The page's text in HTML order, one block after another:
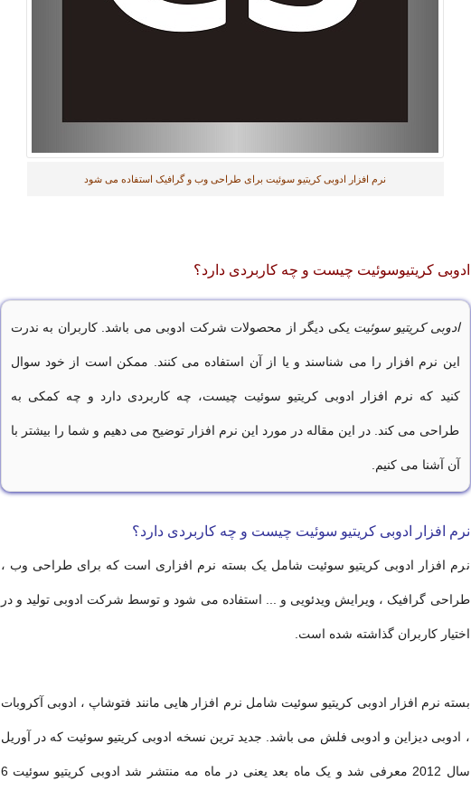
نرم افزار ادوبی کریتیو سوئیت برای طراحی وب و گرافیک استفاده می شود
ادوبی کریتیوسوئیت چیست و چه کاربردی دارد؟
ادوبی کریتیو سوئیت یکی دیگر از محصولات شرکت ادوبی می باشد. کاربران به ندرت
این نرم افزار را می شناسند و یا از آن استفاده می کنند. ممکن است از خود سوال
کنید که نرم افزار ادوبی کریتیو سوئیت چیست، چه کاربردی دارد و چه کمکی به
طراحی می کند. در این مقاله در مورد این نرم افزار توضیح می دهیم و شما را بیشتر با
آن آشنا می کنیم.
نرم افزار ادوبی کریتیو سوئیت چیست و چه کاربردی دارد؟
نرم افزار ادوبی کریتیو سوئیت شامل یک بسته نرم افزاری است که برای طراحی وب ،
طراحی گرافیک ، ویرایش ویدئویی و ... استفاده می شود و توسط شرکت ادوبی تولید و در
اختیار کاربران گذاشته شده است.
بسته نرم افزار ادوبی کریتیو سوئیت شامل نرم افزار هایی مانند فتوشاپ ، ادوبی آکروبات
، ادوبی دیزاین و ادوبی فلش می باشد. جدید ترین نسخه ادوبی کریتیو سوئیت که در آوریل
سال 2012 معرفی شد و یک ماه بعد یعنی در ماه مه منتشر شد ادوبی کریتیو سوئیت 6